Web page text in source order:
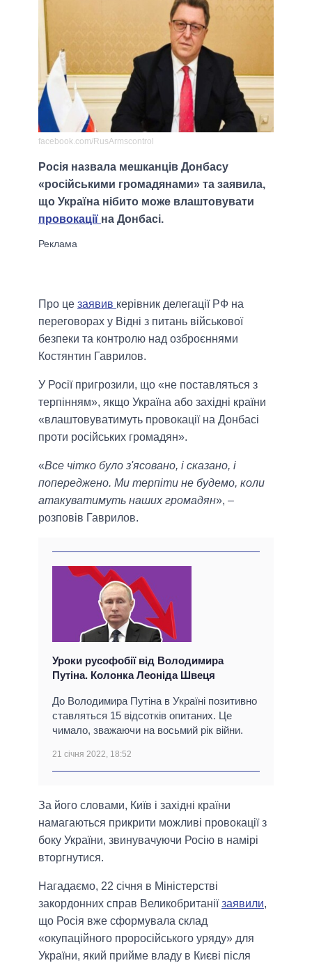
facebook.com/RusArmscontrol
Росія назвала мешканців Донбасу
«російськими громадянами» та заявила,
що Україна нібито може влаштовувати
провокації на Донбасі.
Про це заявив керівник делегації РФ на
переговорах у Відні з питань військової
безпеки та контролю над озброєннями
Костянтин Гаврилов.
У Росії пригрозили, що «не поставляться з
терпінням», якщо Україна або західні країни
«влаштовуватимуть провокації на Донбасі
проти російських громадян».
«Все чітко було з'ясовано, і сказано, і
попереджено. Ми терпіти не будемо, коли
атакуватимуть наших громадян», –
розповів Гаврилов.
Уроки русофобії від Володимира
Путіна. Колонка Леоніда Швеця
До Володимира Путіна в Україні позитивно
ставляться 15 відсотків опитаних. Це
чимало, зважаючи на восьмий рік війни.
21 січня 2022, 18:52
За його словами, Київ і західні країни
намагаються прикрити можливі провокації з
боку України, звинувачуючи Росію в намірі
вторгнутися.
Нагадаємо, 22 січня в Міністерстві
закордонних справ Великобританіїзаявили,
що Росія вже сформувала склад
«окупаційного проросійського уряду» для
України, який прийме владу в Києві після